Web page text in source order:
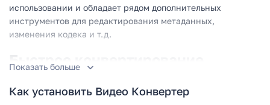
использовании и обладает рядом дополнительных
инструментов для редактирования метаданных,
изменения кодека и т.д.
Быстрое конвертирование
видеороликов, прямо на экране
смартфона
Показать больше
Как установить Видео Конвертер